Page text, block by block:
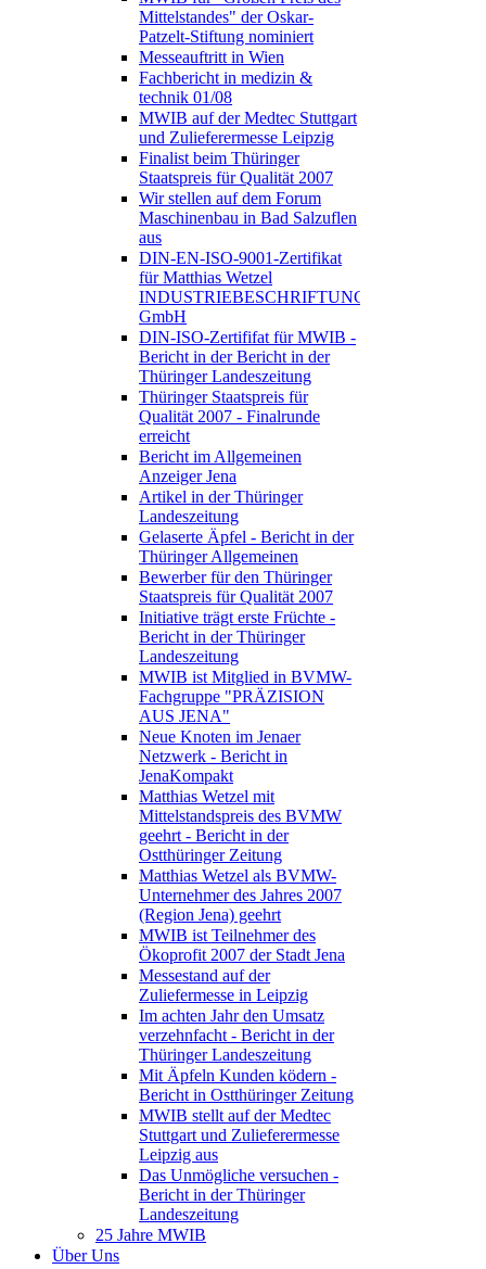
Mittelstandes" der Oskar-
Patzelt-Stiftung nominiert
Messeauftritt in Wien
Fachbericht in medizin &
technik 01/08
MWIB auf der Medtec Stuttgart
und Zulieferermesse Leipzig
Finalist beim Thüringer
Staatspreis für Qualität 2007
Wir stellen auf dem Forum
Maschinenbau in Bad Salzuflen
aus
DIN-EN-ISO-9001-Zertifikat
für Matthias Wetzel
INDUSTRIEBESCHRIFTUNGEN
GmbH
DIN-ISO-Zertififat für MWIB -
Bericht in der Bericht in der
Thüringer Landeszeitung
Thüringer Staatspreis für
Qualität 2007 - Finalrunde
erreicht
Bericht im Allgemeinen
Anzeiger Jena
Artikel in der Thüringer
Landeszeitung
Gelaserte Äpfel - Bericht in der
Thüringer Allgemeinen
Bewerber für den Thüringer
Staatspreis für Qualität 2007
Initiative trägt erste Früchte -
Bericht in der Thüringer
Landeszeitung
MWIB ist Mitglied in BVMW-
Fachgruppe "PRÄZISION
AUS JENA"
Neue Knoten im Jenaer
Netzwerk - Bericht in
JenaKompakt
Matthias Wetzel mit
Mittelstandspreis des BVMW
geehrt - Bericht in der
Ostthüringer Zeitung
Matthias Wetzel als BVMW-
Unternehmer des Jahres 2007
(Region Jena) geehrt
MWIB ist Teilnehmer des
Ökoprofit 2007 der Stadt Jena
Messestand auf der
Zuliefermesse in Leipzig
Im achten Jahr den Umsatz
verzehnfacht - Bericht in der
Thüringer Landeszeitung
Mit Äpfeln Kunden ködern -
Bericht in Ostthüringer Zeitung
MWIB stellt auf der Medtec
Stuttgart und Zulieferermesse
Leipzig aus
Das Unmögliche versuchen -
Bericht in der Thüringer
Landeszeitung
25 Jahre MWIB
Über Uns